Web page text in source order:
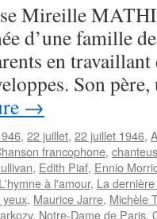
Mireille
d’une famille
en travaillant
Son
→
, 22 juillet, 22 juillet 1946,
francophone,
, Edith Piaf, Ennio
L'hymne à l'amour, La
yeux, Maurice Jarre, Michèle
, Notre-Dame de Paris,